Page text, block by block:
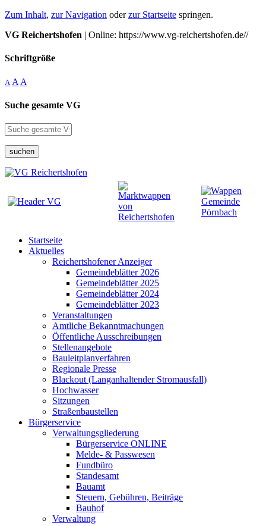
Zum Inhalt, zur Navigation oderzur Startseite springen.
VG Reichertshofen | Online: https://www.vg-reichertshofen.de//
Schriftgröße
A A A
Suche gesamte VG
suchen
Startseite
Aktuelles
Reichertshofener Anzeiger
Gemeindeblätter 2026
Gemeindeblätter 2025
Gemeindeblätter 2024
Gemeindeblätter 2023
Veranstaltungen
Amtliche Bekanntmachungen
Öffentliche Ausschreibungen
Stellenangebote
Bauleitplanverfahren
Regionale Presse
Blackout (Langanhaltender Stromausfall)
Hochwasser
Sitzungen
Straßenbaustellen
Bürgerservice
Verwaltungsgliederung
Bürgerservice ONLINE
Melde- & Passwesen
Fundbüro
Standesamt
Bauamt
Steuern, Gebühren, Beiträge
Bauhof
Verwaltung